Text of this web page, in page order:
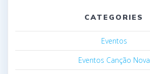
CATEGORIES
Eventos
Eventos Canção Nova